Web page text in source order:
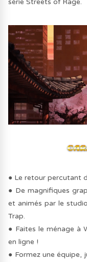
série Streets of Rage.
● Le retour percutant
● De magnifiques
et animés par le
Trap.
● Faites le ménage à
en ligne !
● Formez une équipe,